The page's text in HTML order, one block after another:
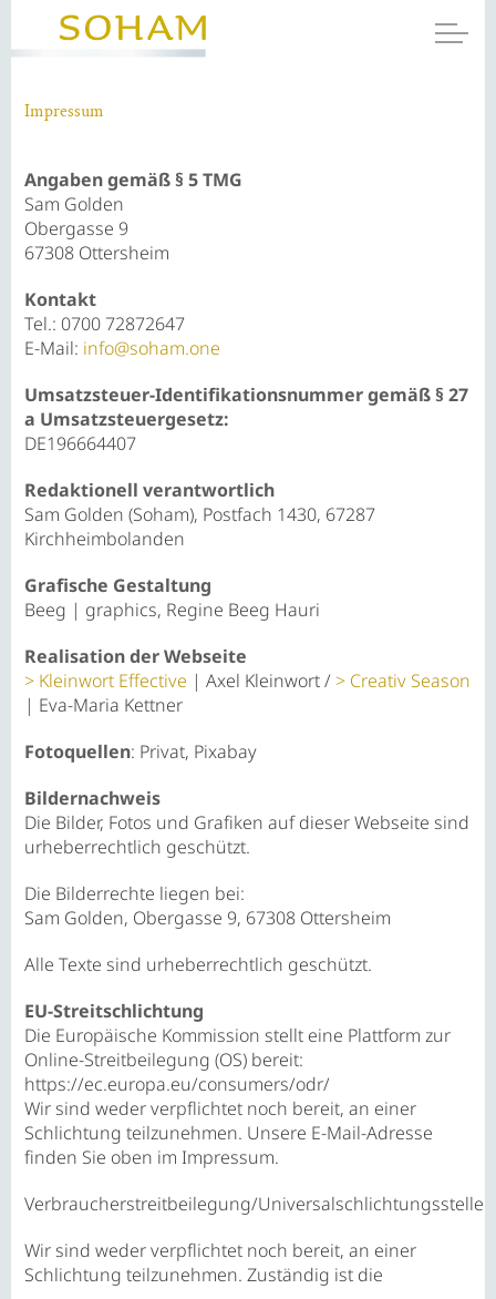
Impressum
Angaben gemäß § 5 TMG
Sam Golden
Obergasse 9
67308 Ottersheim
Kontakt
Tel.: 0700 72872647
E-Mail: info@soham.one
Umsatzsteuer-Identifikationsnummer gemäß § 27
a Umsatzsteuergesetz:
DE196664407
Redaktionell verantwortlich
Sam Golden (Soham), Postfach 1430, 67287
Kirchheimbolanden
Grafische Gestaltung
Beeg | graphics, Regine Beeg Hauri
Realisation der Webseite
Kleinwort Effective | Axel Kleinwort /
Creativ Season
| Eva-Maria Kettner
Fotoquellen: Privat, Pixabay
Bildernachweis
Die Bilder, Fotos und Grafiken auf dieser Webseite sind
urheberrechtlich geschützt.
Die Bilderrechte liegen bei:
Sam Golden, Obergasse 9, 67308 Ottersheim
Alle Texte sind urheberrechtlich geschützt.
EU-Streitschlichtung
Die Europäische Kommission stellt eine Plattform zur
Online-Streitbeilegung (OS) bereit:
https://ec.europa.eu/consumers/odr/
Wir sind weder verpflichtet noch bereit, an einer
Schlichtung teilzunehmen. Unsere E-Mail-Adresse
finden Sie oben im Impressum.
Verbraucherstreitbeilegung/Universalschlichtungsstelle
Wir sind weder verpflichtet noch bereit, an einer
Schlichtung teilzunehmen. Zuständig ist die